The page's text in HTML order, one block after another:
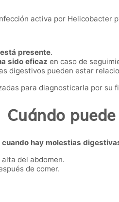
activa por Helicobacter
presente.
sido eficaz en caso de
digestivos pueden estar
para diagnosticarla por su
Cuándo
cuando hay molestias
del abdomen.
de comer.